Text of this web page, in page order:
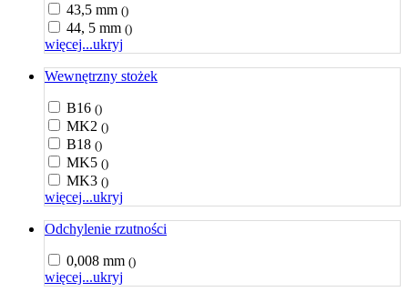
43,5 mm ()
44, 5 mm ()
więcej...ukryj
Wewnętrzny stożek
B16 ()
MK2 ()
B18 ()
MK5 ()
MK3 ()
więcej...ukryj
Odchylenie rzutności
0,008 mm ()
więcej...ukryj